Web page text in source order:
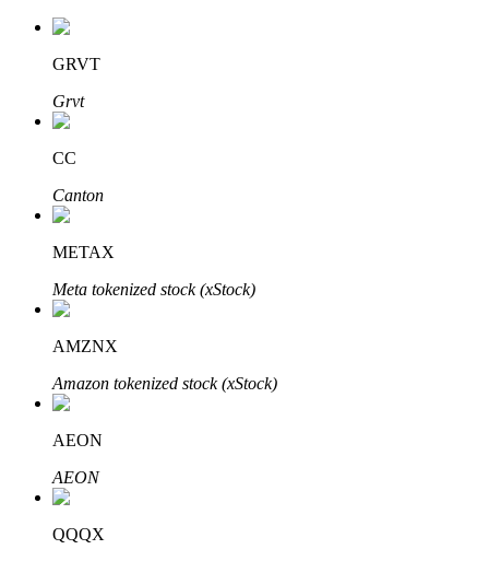
Automatyczna inwestycja
Zdobądź długoterminowy zysk i elastyczne zainteresowania
Bitrue
GRVT
Grvt
CC
Canton
METAX
Meta tokenized stock (xStock)
AMZNX
Amazon tokenized stock (xStock)
AEON
AEON
QQQX